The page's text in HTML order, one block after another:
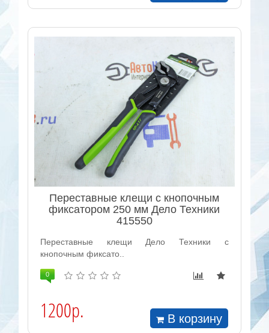
Переставные клещи с кнопочным
фиксатором 250 мм Дело Техники
415550
Переставные клещи Дело Техники с
кнопочным фиксато..
0
1200р. В корзину